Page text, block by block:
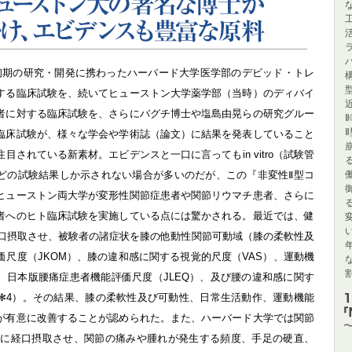
の研究・開発に携わったハーバード大学医学部のデビッド・トレ
臨床試験を、続いてヒューストン大学薬学部（当時）のディバイ
対する臨床試験を、さらにバグチ博士や塩島由晃らの研究グルー
試験が、様々な学会や学術誌（論文）に結果を発表していること
目されている新素材。エビデンスと一口に言ってもin vitro（試験管
試験結果しか示されない場合が多いのだが、この『非変性Ⅱ型コ
ーストン両大学が変形性関節症患者や関節リウマチ患者、さらに
のヒト臨床試験を実施している点には驚かされる。最近では、健
摂取させ、被験者の諸症状を膝の他動性関節可動域（膝の柔軟性及
尺度（JKOM）、膝の違和感に関する視覚的尺度（VAS）、運動機
日本版腰痛症患者機能評価尺度（JLEQ）、及び腰の違和感に関す
）。その結果、膝の柔軟性及び可動性、日常生活動作、運動機能
意に改善することが認められた。また、ハーバード大学では関節
経口摂取させ、関節の痛みや腫れが発生する頻度、手足の硬直、